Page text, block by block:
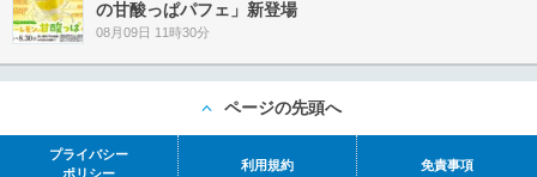
の甘酸っぱパフェ」新登場
08月09日 11時30分
ページの先頭へ
プライバシー
ポリシー
利用規約 免責事項